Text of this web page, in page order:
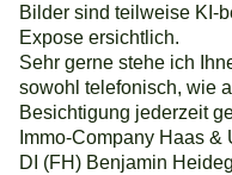
Bilder sind teilweise KI-
Expose ersichtlich.
Sehr gerne stehe ich
sowohl telefonisch, wie
Besichtigung jederzeit
Immo-Company Haas &
DI (FH) Benjamin